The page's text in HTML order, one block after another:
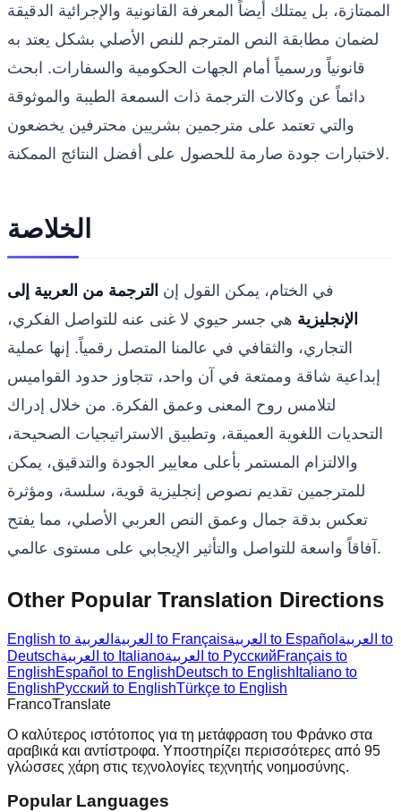
الممتازة، بل يمتلك أيضاً المعرفة القانونية والإجرائية الدقيقة
لضمان مطابقة النص المترجم للنص الأصلي بشكل يعتد به
قانونياً ورسمياً أمام الجهات الحكومية والسفارات. ابحث
دائماً عن وكالات الترجمة ذات السمعة الطيبة والموثوقة
والتي تعتمد على مترجمين بشريين محترفين يخضعون
لاختبارات جودة صارمة للحصول على أفضل النتائج الممكنة.
الخلاصة
في الختام، يمكن القول إن الترجمة من العربية إلى
الإنجليزية هي جسر حيوي لا غنى عنه للتواصل الفكري،
التجاري، والثقافي في عالمنا المتصل رقمياً. إنها عملية
إبداعية شاقة وممتعة في آن واحد، تتجاوز حدود القواميس
لتلامس روح المعنى وعمق الفكرة. من خلال إدراك
التحديات اللغوية العميقة، وتطبيق الاستراتيجيات الصحيحة،
والالتزام المستمر بأعلى معايير الجودة والتدقيق، يمكن
للمترجمين تقديم نصوص إنجليزية قوية، سلسة، ومؤثرة
تعكس بدقة جمال وعمق النص العربي الأصلي، مما يفتح
آفاقاً واسعة للتواصل والتأثير الإيجابي على مستوى عالمي.
Other Popular Translation Directions
English to العربية العربية to Français العربية to Español العربية to
Deutsch
العربية to Italiano العربية to РусскийFrançais to
EnglishEspañol to EnglishDeutsch to English Italiano to
EnglishРусский to EnglishTürkçe to English
FrancoTranslate
Ο καλύτερος ιστότοπος για τη μετάφραση του Φράνκο στα
αραβικά και αντίστροφα. Υποστηρίζει περισσότερες από 95
γλώσσες χάρη στις τεχνολογίες τεχνητής νοημοσύνης.
Popular Languages